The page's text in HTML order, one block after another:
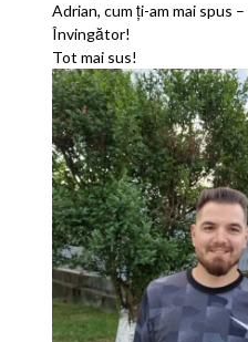
Adrian, cum ți-am mai spus
Învingător!
Tot mai sus!